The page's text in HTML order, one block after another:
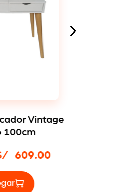
Vintage
100cm
609.00